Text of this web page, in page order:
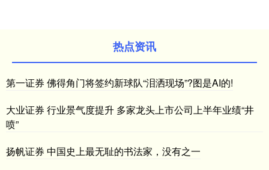
热点资讯
第一证券 佛得角门将签约新球队“泪洒现场”?图是AI的!
大业证券 行业景气度提升 多家龙头上市公司上半年业绩“井
喷”
扬帆证券 中国史上最无耻的书法家，没有之一